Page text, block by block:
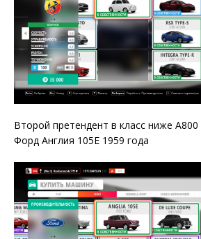
Второй претендент в класс ниже
Форд Англия 105Е 1959 года